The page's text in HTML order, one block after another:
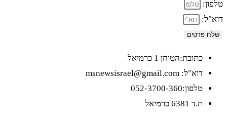
טלפון:
דוא"ל:
שלח פרטים
כתובת:הטוחן 1 כרמיאל
דוא"ל: msnewsisrael@gmail.com
טלפון:052-3700-360
ת.ד 6381 כרמיאל